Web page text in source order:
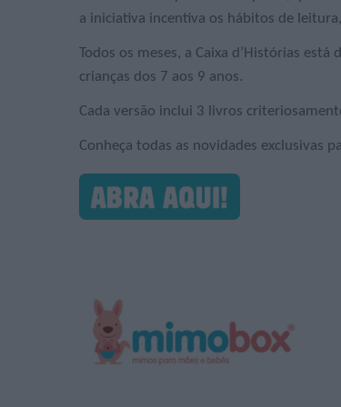
a iniciativa incentiva os hábitos de
Todos os meses, a Caixa d’Histórias
crianças dos 7 aos 9 anos.
Cada versão inclui 3 livros
Conheça todas as novidades exclusivas